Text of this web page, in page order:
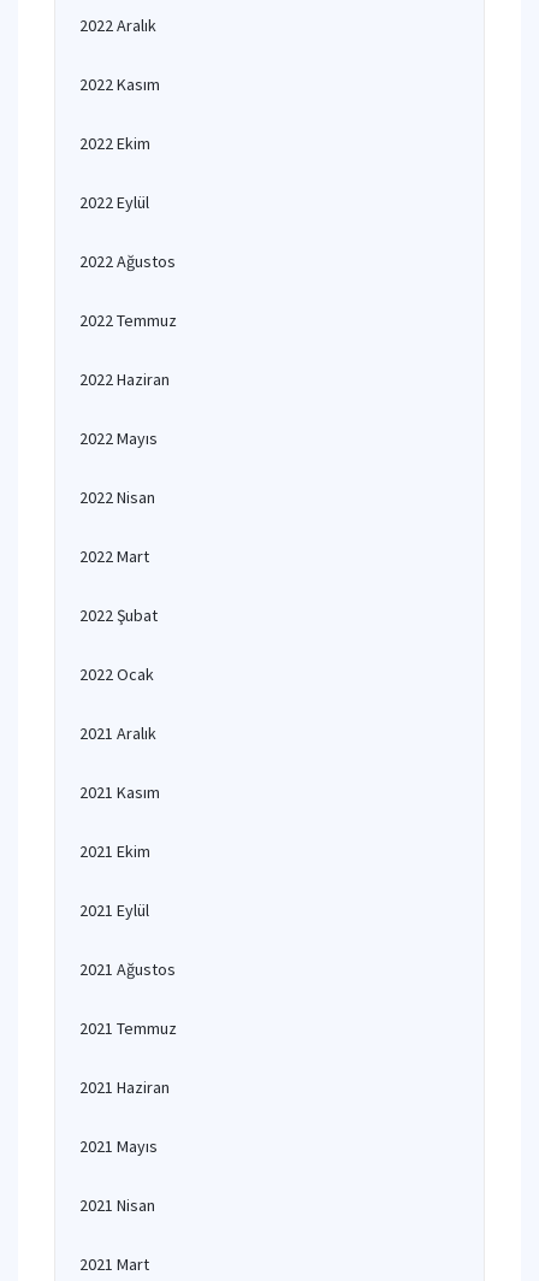
2022 Aralık
2022 Kasım
2022 Ekim
2022 Eylül
2022 Ağustos
2022 Temmuz
2022 Haziran
2022 Mayıs
2022 Nisan
2022 Mart
2022 Şubat
2022 Ocak
2021 Aralık
2021 Kasım
2021 Ekim
2021 Eylül
2021 Ağustos
2021 Temmuz
2021 Haziran
2021 Mayıs
2021 Nisan
2021 Mart